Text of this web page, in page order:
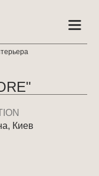
Киев